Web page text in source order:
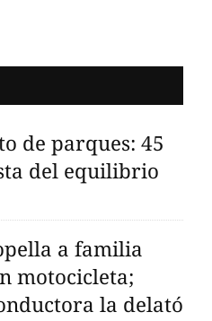
de parques: 45
del equilibrio
a familia
motocicleta;
la delató